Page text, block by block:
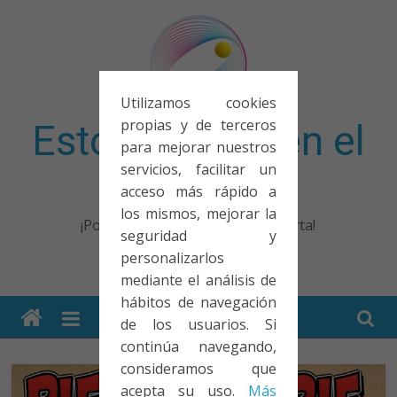
Utilizamos cookies
propias y de terceros
para mejorar nuestros
servicios, facilitar un
acceso más rápido a
los mismos, mejorar la
seguridad y
personalizarlos
mediante el análisis de
hábitos de navegación
de los usuarios. Si
continúa navegando,
consideramos que
acepta su uso. Más
Esto no entra en el
examen
¡Porque no solo el examen importa!